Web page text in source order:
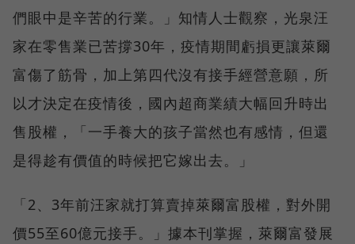
們眼中是辛苦的行業。」知情人士觀察，光泉汪
家在零售業已苦撐30年，疫情期間虧損更讓萊爾
富傷了筋骨，加上第四代沒有接手經營意願，所
以才決定在疫情後，國內超商業績大幅回升時出
售股權，「一手養大的孩子當然也有感情，但還
是得趁有價值的時候把它嫁出去。」
「2、3年前汪家就打算賣掉萊爾富股權，對外開
價55至60億元接手。」據本刊掌握，萊爾富發展